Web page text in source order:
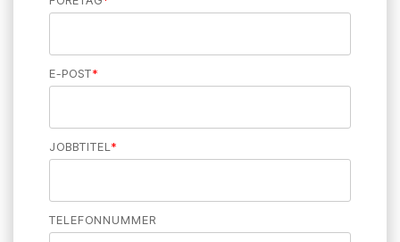
E-POST*
JOBBTITEL*
TELEFONNUMMER